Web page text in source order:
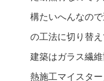
構たいへんなの
の工法に切り替
建築はガラス繊
熱施工マイスタ